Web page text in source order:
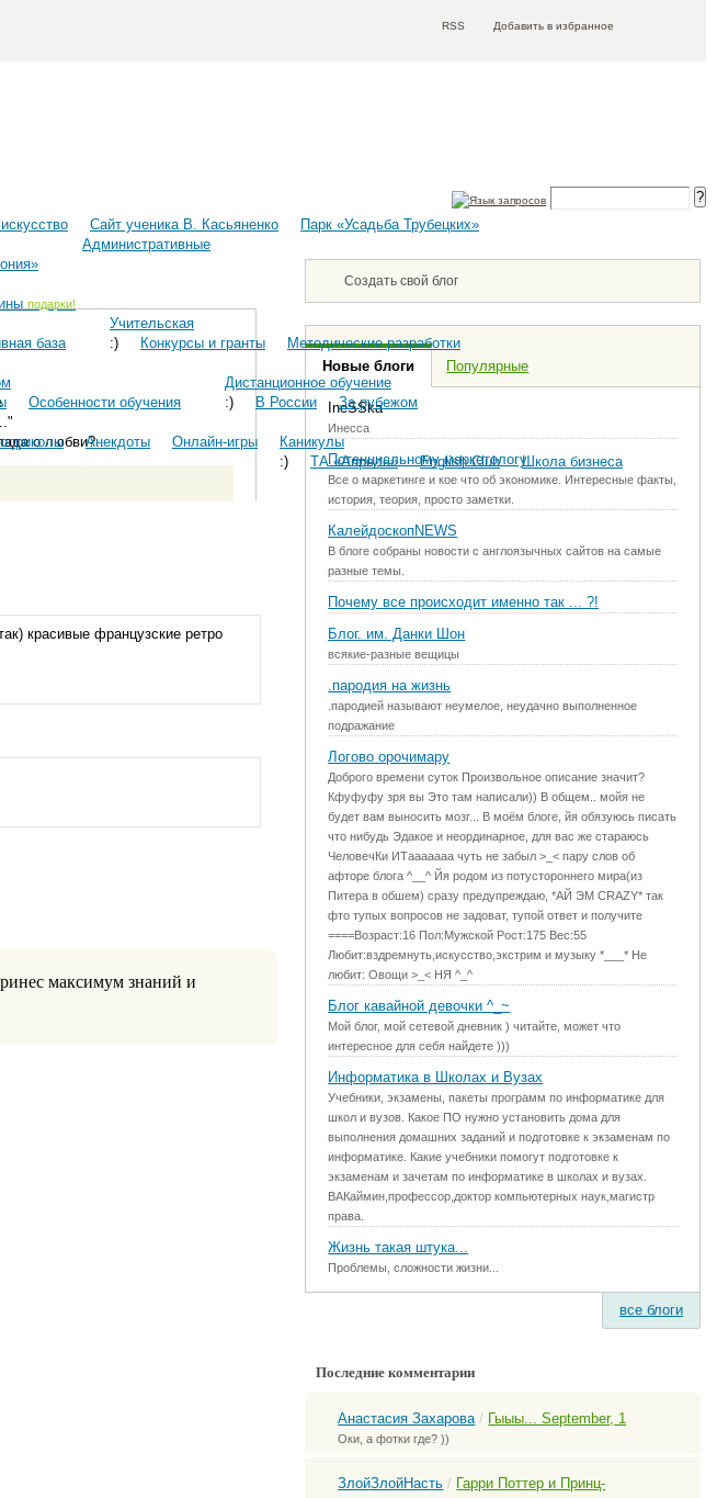
RSS Добавить в избранное
Cайт ученика В. Касьяненко
Парк «Усадьба Трубецких»
Административные
подарки!
база
Учительская
:)
Конкурсы и гранты
Методические разработки
Особенности обучения
Дистанционное обучение
:)
В России
За рубежом
Анекдоты Онлайн-игры
Каникулы
:)
ТА «Апрель» English Club
Школа бизнеса
Создать свой блог
Новые блоги Популярные
IneSSka
Инесса
Потенциальному маркетологу
Все о маркетинге и кое что об экономике. Интересные факты,
история, теория, просто заметки.
КалейдоскопNEWS
В блоге собраны новости с англоязычных сайтов на самые
разные темы.
Почему все происходит именно так ... ?!
Блог. им. Данки Шон
всякие-разные вещицы
.пародия на жизнь
.пародией называют неумелое, неудачно выполненное
подражание
Логово орочимару
Доброго времени суток Произвольное описание значит?
Кфуфуфу зря вы Это там написали)) В общем.. мойя не
будет вам выносить мозг... В моём блоге, йя обязуюсь писать
что нибудь Эдакое и неординарное, для вас же стараюсь
ЧеловечКи ИТааааааа чуть не забыл >_< пару слов об
афторе блога ^__^ Йя родом из потустороннего мира(из
Питера в обшем) сразу предупреждаю, *АЙ ЭМ CRAZY* так
фто тупых вопросов не задоват, тупой ответ и получите
====Возраст:16 Пол:Мужской Рост:175 Вес:55
Любит:вздремнуть,искусство,экстрим и музыку *___* Не
любит: Овощи >_< НЯ ^_^
Блог кавайной девочки ^_~
Мой блог, мой сетевой дневник ) читайте, может что
интересное для себя найдете )))
Информатика в Школах и Вузах
Учебники, экзамены, пакеты программ по информатике для
школ и вузов. Какое ПО нужно установить дома для
выполнения домашних заданий и подготовке к экзаменам по
информатике. Какие учебники помогут подготовке к
экзаменам и зачетам по информатике в школах и вузах.
ВАКаймин,профессор,доктор компьютерных наук,магистр
права.
Жизнь такая штука...
Проблемы, сложности жизни...
все блоги
Последние комментарии
Анастасия Захарова / Гыыы... September, 1
Оки, а фотки где? ))
ЗлойЗлойНасть / Гарри Поттер и Принц-
о любви?..
красивые французские ретро
максимум знаний и